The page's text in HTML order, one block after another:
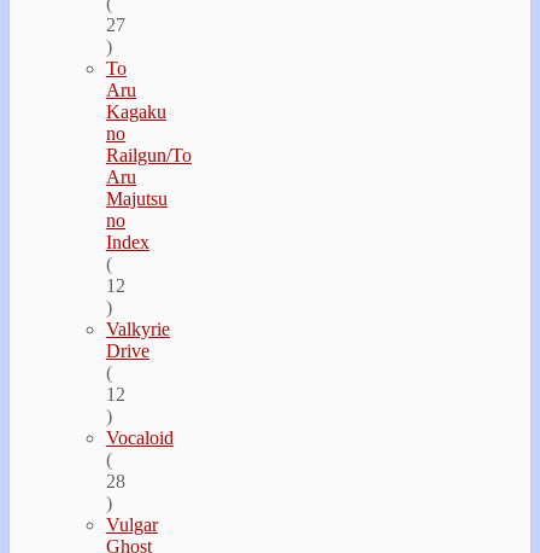
27
)
To
Aru
Kagaku
no
Railgun/To
Aru
Majutsu
no
Index
(
12
)
Valkyrie
Drive
(
12
)
Vocaloid
(
28
)
Vulgar
Ghost